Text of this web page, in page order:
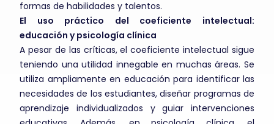
formas de habilidades y talentos.
El uso práctico del coeficiente intelectual:
educación y psicología clínica
A pesar de las críticas, el coeficiente intelectual sigue
teniendo una utilidad innegable en muchas áreas. Se
utiliza ampliamente en educación para identificar las
necesidades de los estudiantes, diseñar programas de
aprendizaje individualizados y guiar intervenciones